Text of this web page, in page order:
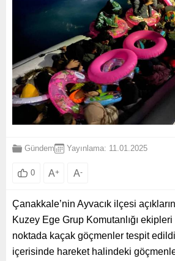
Gündem Yayınlama: 11.01.2025
0 A+ A-
Çanakkale’nin Ayvacık ilçesi
Kuzey Ege Grup Komutanlığı ekipleri
noktada kaçak göçmenler tespit
içerisinde hareket halindeki